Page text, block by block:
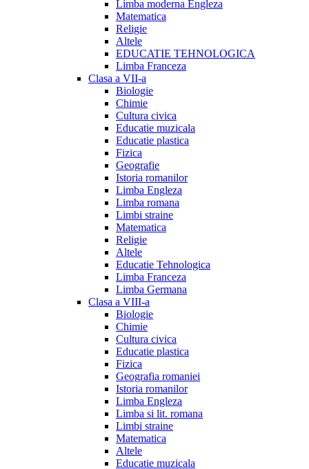
Limba moderna Engleza
Matematica
Religie
Altele
EDUCATIE TEHNOLOGICA
Limba Franceza
Clasa a VII-a
Biologie
Chimie
Cultura civica
Educatie muzicala
Educatie plastica
Fizica
Geografie
Istoria romanilor
Limba Engleza
Limba romana
Limbi straine
Matematica
Religie
Altele
Educatie Tehnologica
Limba Franceza
Limba Germana
Clasa a VIII-a
Biologie
Chimie
Cultura civica
Educatie plastica
Fizica
Geografia romaniei
Istoria romanilor
Limba Engleza
Limba si lit. romana
Limbi straine
Matematica
Altele
Educatie muzicala